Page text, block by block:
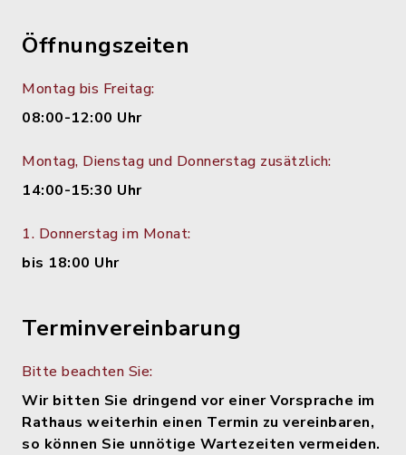
Öffnungszeiten
Montag bis Freitag:
08:00-12:00 Uhr
Montag, Dienstag und Donnerstag zusätzlich:
14:00-15:30 Uhr
1. Donnerstag im Monat:
bis 18:00 Uhr
Terminvereinbarung
Bitte beachten Sie:
Wir bitten Sie dringend vor einer Vorsprache im
Rathaus weiterhin einen Termin zu vereinbaren,
so können Sie unnötige Wartezeiten vermeiden.